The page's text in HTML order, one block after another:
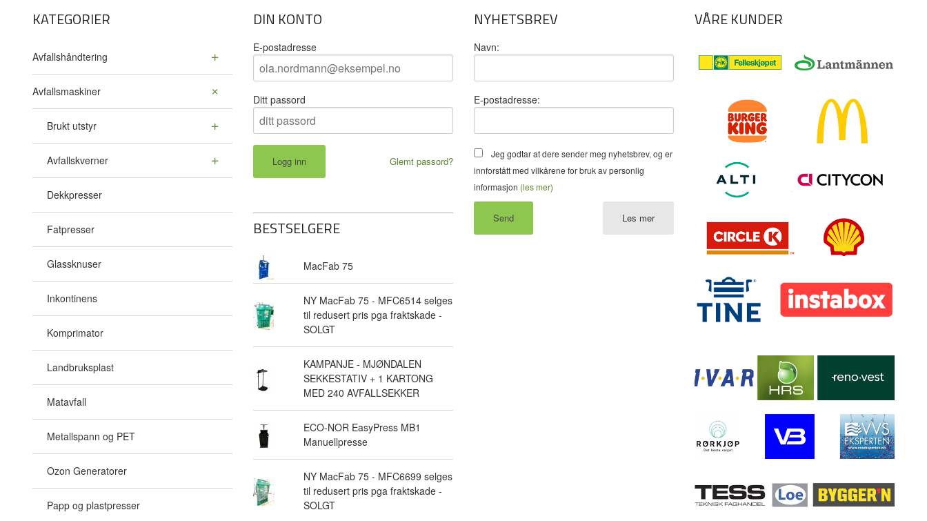
KATEGORIER
Avfallshåndtering
Avfallsmaskiner
Brukt utstyr
Avfallskverner
Dekkpresser
Fatpresser
Glassknuser
Inkontinens
Komprimator
Landbruksplast
Matavfall
Metallspann og PET
Ozon Generatorer
Papp og plastpresser
DIN KONTO
E-postadresse
Ditt passord
Glemt passord?
BESTSELGERE
MacFab 75
NY MacFab 75 - MFC6514 selges
til redusert pris pga fraktskade -
SOLGT
KAMPANJE - MJØNDALEN
SEKKESTATIV + 1 KARTONG
MED 240 AVFALLSEKKER
ECO-NOR EasyPress MB1
Manuellpresse
NY MacFab 75 - MFC6699 selges
til redusert pris pga fraktskade -
SOLGT
NYHETSBREV
Navn:
E-postadresse:
Jeg godtar at dere sender meg nyhetsbrev, og er
innforstått med vilkårene for bruk av personlig
informasjon (les mer)
Les mer
VÅRE KUNDER